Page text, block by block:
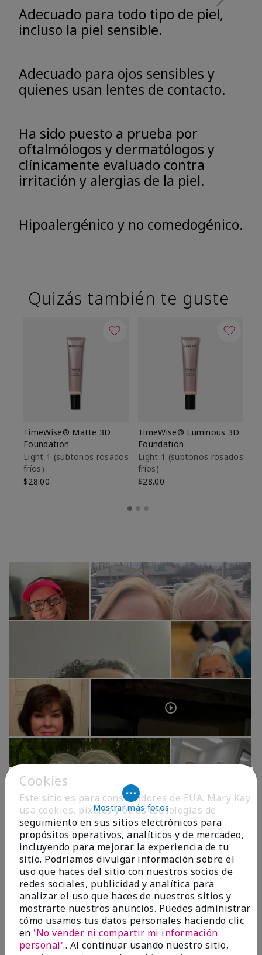
Adecuado para todo tipo de piel,
incluso la piel sensible.
Adecuado para ojos sensibles y
quienes usan lentes de contacto.
Ha sido puesto a prueba por
oftalmólogos y dermatólogos y
clínicamente evaluado contra
irritación y alergias de la piel.
Hipoalergénico y no comedogénico.
Quizás también te guste
TimeWise® Matte 3D
Foundation
Light 1​ (subtonos rosados
fríos)
$28.00
TimeWise® Luminous 3D
Foundation
Light 1​ (subtonos rosados
fríos)
$28.00
Mostrar más fotos
OPINIONES
4.9
299 Reseñas
Escribir Una Opinión
Cookies
Este sitio es para consumidores de EUA. Mary Kay
usa cookies, pixeles y otras tecnologías de
seguimiento en sus sitios electrónicos para
propósitos operativos, analíticos y de mercadeo,
incluyendo para mejorar la experiencia de tu
sitio. Podríamos divulgar información sobre el
uso que haces del sitio con nuestros socios de
redes sociales, publicidad y analítica para
analizar el uso que haces de nuestros sitios y
mostrarte nuestros anuncios. Puedes administrar
cómo usamos tus datos personales haciendo clic
en 'No vender ni compartir mi información
personal'.. Al continuar usando nuestro sitio,